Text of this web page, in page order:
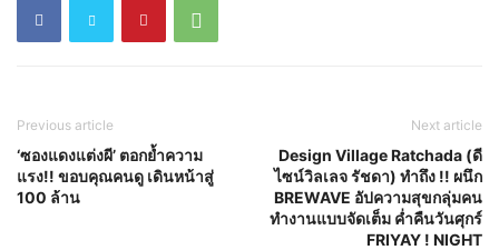
Previous article
‘ซองแดงแต่งผี’ ตอกย้ำความ
แรง!! ขอบคุณคนดู เดินหน้าสู่
100 ล้าน
Next article
Design Village Ratchada (ดี
ไซน์วิลเลจ รัชดา) ทำถึง !! ผนึก
BREWAVE อัปความสุขกลุ่มคน
ทำงานแบบจัดเต็ม ค่ำคืนวันศุกร์
FRIYAY ! NIGHT